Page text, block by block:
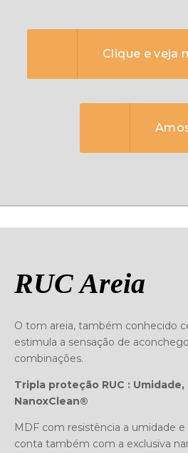
Clique e veja
RUC Areia
O tom areia, também conhecido
estimula a sensação de
combinações.
Tripla proteção RUC : Umidade,
NanoxClean®
MDF com resistência a umidade e
conta também com a exclusiva